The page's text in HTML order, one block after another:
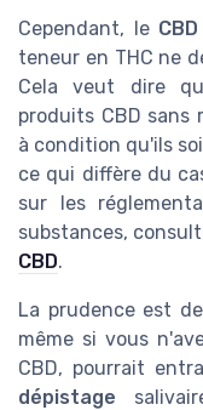
Cependant, le
teneur en THC ne
Cela veut dire
produits CBD
à condition qu'ils
ce qui diffère du
sur les
substances,
CBD.
La prudence est
même si vous
CBD, pourrait
dépistage